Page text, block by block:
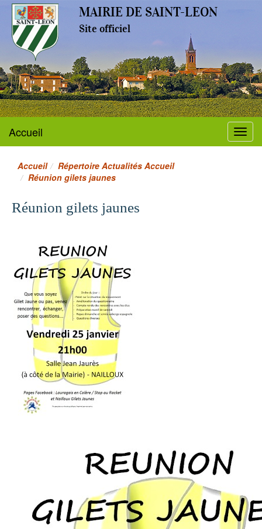
MAIRIE DE SAINT-LEON
Site officiel
Menu
Accueil
Accueil
Répertoire Actualités Accueil
Réunion gilets jaunes
Réunion gilets jaunes